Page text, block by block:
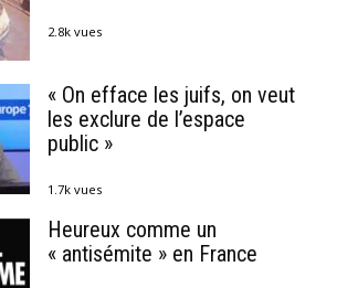
2.8k vues
« On efface les juifs, on veut
les exclure de l’espace
public »
1.7k vues
Heureux comme un
« antisémite » en France